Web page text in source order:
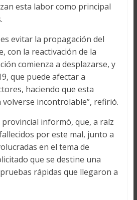
esta labor como principal
evitar la propagación del
con la reactivación de la
comienza a desplazarse, y
que puede afectar a
haciendo que esta
incontrolable”, refirió.
informó, que, a raíz
por este mal, junto a
en el tema de
que se destine una
rápidas que llegaron a